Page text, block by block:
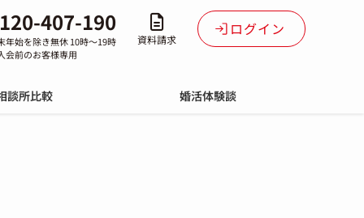
407-190
年始を除き無休 10時～19時
会前のお客様専用
資料請求
ログイン
談所比較 婚活体験談